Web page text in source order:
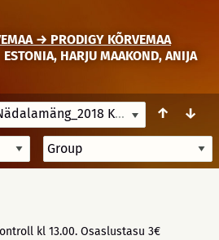
→ PRODIGY KÕRVEMAA
ESTONIA, HARJU MAAKOND, ANIJA
Sportland Kõrvemaa Nädalamäng_2018 KEVAD_27.05 5/27/
↑ ↓
kl 13.00. Osaslustasu 3€